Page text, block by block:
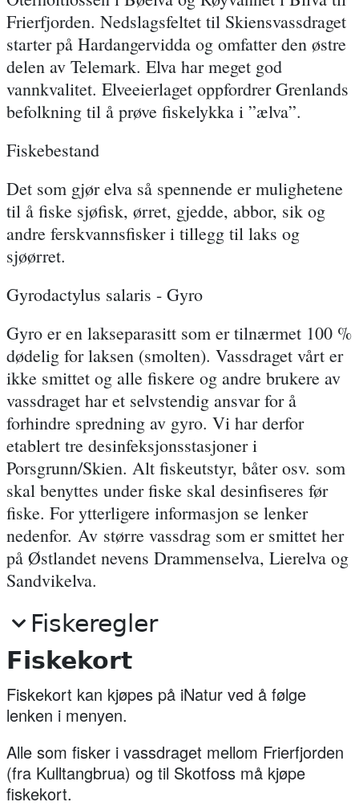
Frierfjorden. Nedslagsfeltet til Skiensvassdraget
starter på Hardangervidda og omfatter den østre
delen av Telemark. Elva har meget god
vannkvalitet. Elveeierlaget oppfordrer Grenlands
befolkning til å prøve fiskelykka i ”ælva”.
Fiskebestand
Det som gjør elva så spennende er mulighetene
til å fiske sjøfisk, ørret, gjedde, abbor, sik og
andre ferskvannsfisker i tillegg til laks og
sjøørret.
Gyrodactylus salaris - Gyro
Gyro er en lakseparasitt som er tilnærmet 100 %
dødelig for laksen (smolten). Vassdraget vårt er
ikke smittet og alle fiskere og andre brukere av
vassdraget har et selvstendig ansvar for å
forhindre spredning av gyro. Vi har derfor
etablert tre desinfeksjonsstasjoner i
Porsgrunn/Skien. Alt fiskeutstyr, båter osv. som
skal benyttes under fiske skal desinfiseres før
fiske. For ytterligere informasjon se lenker
nedenfor. Av større vassdrag som er smittet her
på Østlandet nevens Drammenselva, Lierelva og
Sandvikelva.
Fiskeregler
Fiskekort
Fiskekort kan kjøpes på iNatur ved å følge
lenken i menyen.
Alle som fisker i vassdraget mellom Frierfjorden
(fra Kulltangbrua) og til Skotfoss må kjøpe
fiskekort.